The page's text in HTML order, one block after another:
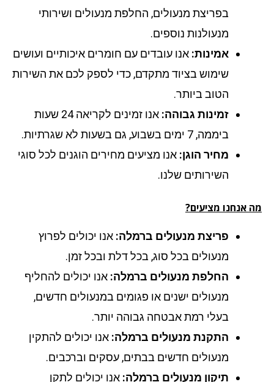
בפריצת מנעולים, החלפת מנעולים ושירותי
מנעולנות נוספים.
אמינות:אנו עובדים עם חומרים איכותיים ועושים
שימוש בציוד מתקדם, כדי לספק לכם את השירות
הטוב ביותר.
זמינות גבוהה:
אנו זמינים לקריאה 24 שעות
ביממה, 7 ימים בשבוע, גם בשעות לא שגרתיות.
מחיר הוגן: אנו מציעים מחירים הוגנים לכל סוגי
השירותים שלנו.
אנחנו מציעים?
פריצת מנעולים ברמלה:אנו יכולים לפרוץ
מנעולים בכל סוג, בכל דלת ובכל זמן.
החלפת מנעולים ברמלה:אנו יכולים להחליף
מנעולים ישנים או פגומים במנעולים חדשים,
בעלי רמת אבטחה גבוהה יותר.
התקנת מנעולים ברמלה:אנו יכולים להתקין
מנעולים חדשים בבתים, עסקים וברכבים.
תיקון מנעולים ברמלה:אנו יכולים לתקן